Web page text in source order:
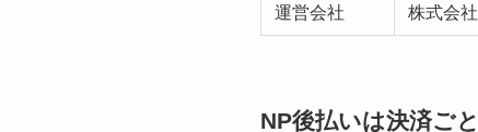
運営会社 株式会
NP後払いは決済ご